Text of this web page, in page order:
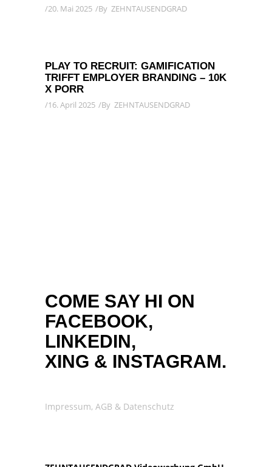
20. Mai 2025 By ZEHNTAUSENDGRAD
PLAY TO RECRUIT: GAMIFICATION
TRIFFT EMPLOYER BRANDING – 10K
X PORR
16. April 2025 By ZEHNTAUSENDGRAD
COME SAY HI ON
FACEBOOK,
LINKEDIN,
XING & INSTAGRAM.
Impressum, AGB & Datenschutz